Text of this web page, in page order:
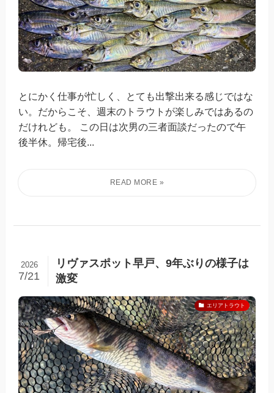
とにかく仕事が忙しく、とても出撃出来る感じではな
い。だからこそ、週末のトラウトが楽しみではあるの
だけれども。 この日は次男の三者面談だったので午
後半休。帰宅後...
リヴァスポット早戸、9年ぶりの様子は
激変
2026
7/21
エリアトラウト